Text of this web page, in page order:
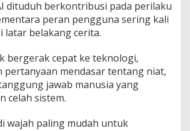
dituduh berkontribusi pada perilaku
peran pengguna sering kali
latar belakang cerita.
bergerak cepat ke teknologi,
pertanyaan mendasar tentang niat,
jawab manusia yang
celah sistem.
wajah paling mudah untuk